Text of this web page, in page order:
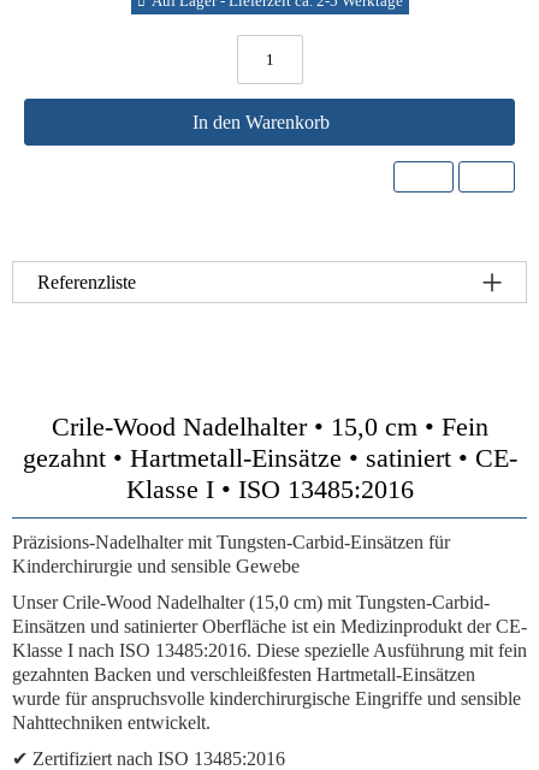
In den Warenkorb
Referenzliste
Crile-Wood Nadelhalter • 15,0 cm • Fein
gezahnt • Hartmetall-Einsätze • satiniert • CE-
Klasse I • ISO 13485:2016
Präzisions-Nadelhalter mit Tungsten-Carbid-Einsätzen für
Kinderchirurgie und sensible Gewebe
Unser Crile-Wood Nadelhalter (15,0 cm) mit Tungsten-Carbid-
Einsätzen und satinierter Oberfläche ist ein Medizinprodukt der CE-
Klasse I nach ISO 13485:2016. Diese spezielle Ausführung mit fein
gezahnten Backen und verschleißfesten Hartmetall-Einsätzen
wurde für anspruchsvolle kinderchirurgische Eingriffe und sensible
Nahttechniken entwickelt.
✔ Zertifiziert nach ISO 13485:2016